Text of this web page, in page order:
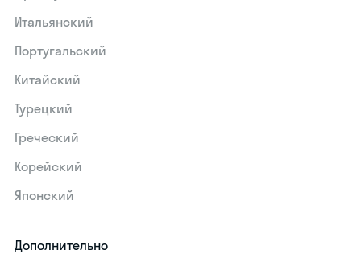
Итальянский
Португальский
Китайский
Турецкий
Греческий
Корейский
Японский
Дополнительно